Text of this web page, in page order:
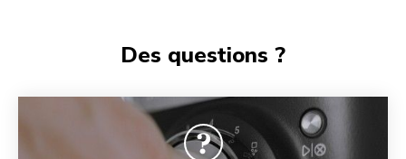
Des questions ?